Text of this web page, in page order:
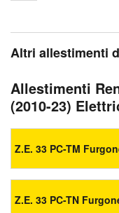
Altri allestimenti
Allestimenti
(2010-23)
Z.E. 33 PC-TM
Z.E. 33 PC-TN